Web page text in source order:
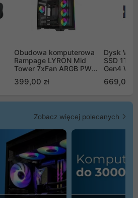
Obudowa komputerowa
Rampage LYRON Mid
Tower 7xFan ARGB PWM
399,00 zł
Dysk WD
SSD 1TB
Gen4
669,00
Zobacz więcej polecanych